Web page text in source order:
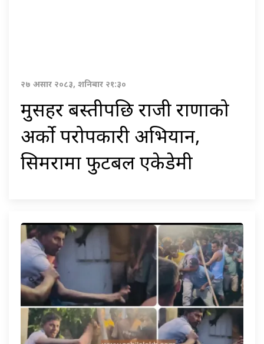
२७ असार २०८३, शनिबार २१:३०
मुसहर बस्तीपछि राजी राणाको
अर्को परोपकारी अभियान,
सिमरामा फुटबल एकेडेमी